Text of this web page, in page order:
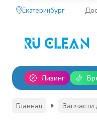
Екатеринбург
Лизинг
Главная Запчасти